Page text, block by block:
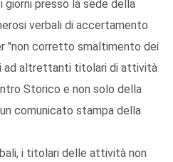
giorni presso la sede della
verbali di accertamento
"non corretto smaltimento dei
ad altrettanti titolari di attività
Storico e non solo della
comunicato stampa della
i titolari delle attività non